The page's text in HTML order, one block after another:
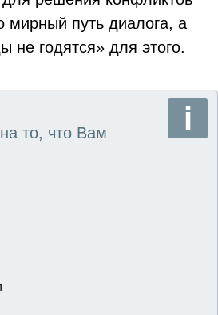
мирный путь диалога, а
не годятся» для этого.
то, что Вам